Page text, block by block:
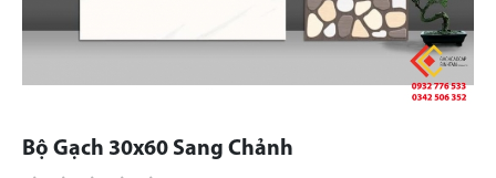
Bộ Gạch 30x60 Sang Chảnh